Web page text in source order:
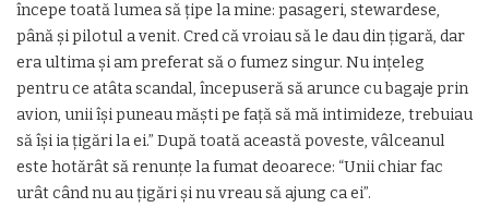
începe toată lumea să țipe la mine: pasageri, stewardese,
până și pilotul a venit. Cred că vroiau să le dau din țigară, dar
era ultima și am preferat să o fumez singur. Nu ințeleg
pentru ce atâta scandal, începuseră să arunce cu bagaje prin
avion, unii își puneau măști pe față să mă intimideze, trebuiau
să își ia țigări la ei.” După toată această poveste, vâlceanul
este hotărât să renunțe la fumat deoarece: “Unii chiar fac
urât când nu au țigări și nu vreau să ajung ca ei”.